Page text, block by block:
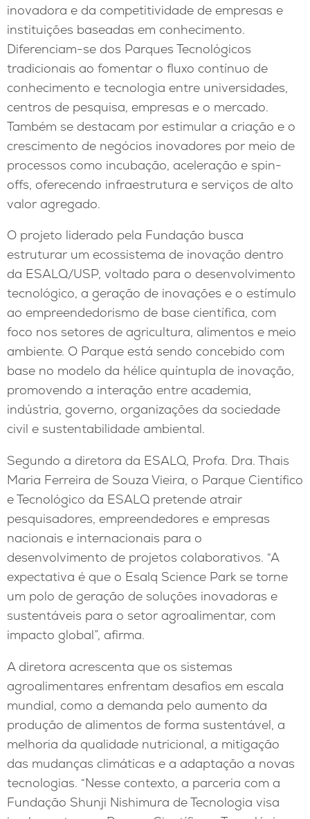
inovadora e da competitividade de empresas e
instituições baseadas em conhecimento.
Diferenciam-se dos Parques Tecnológicos
tradicionais ao fomentar o fluxo contínuo de
conhecimento e tecnologia entre universidades,
centros de pesquisa, empresas e o mercado.
Também se destacam por estimular a criação e o
crescimento de negócios inovadores por meio de
processos como incubação, aceleração e spin-
offs, oferecendo infraestrutura e serviços de alto
valor agregado.
O projeto liderado pela Fundação busca
estruturar um ecossistema de inovação dentro
da ESALQ/USP, voltado para o desenvolvimento
tecnológico, a geração de inovações e o estímulo
ao empreendedorismo de base científica, com
foco nos setores de agricultura, alimentos e meio
ambiente. O Parque está sendo concebido com
base no modelo da hélice quíntupla de inovação,
promovendo a interação entre academia,
indústria, governo, organizações da sociedade
civil e sustentabilidade ambiental.
Segundo a diretora da ESALQ, Profa. Dra. Thais
Maria Ferreira de Souza Vieira, o Parque Científico
e Tecnológico da ESALQ pretende atrair
pesquisadores, empreendedores e empresas
nacionais e internacionais para o
desenvolvimento de projetos colaborativos. “A
expectativa é que o Esalq Science Park se torne
um polo de geração de soluções inovadoras e
sustentáveis para o setor agroalimentar, com
impacto global”, afirma.
A diretora acrescenta que os sistemas
agroalimentares enfrentam desafios em escala
mundial, como a demanda pelo aumento da
produção de alimentos de forma sustentável, a
melhoria da qualidade nutricional, a mitigação
das mudanças climáticas e a adaptação a novas
tecnologias. “Nesse contexto, a parceria com a
Fundação Shunji Nishimura de Tecnologia visa